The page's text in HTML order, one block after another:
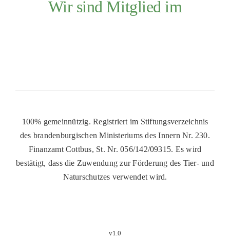
Wir sind Mitglied im
100% gemeinnützig. Registriert im Stiftungsverzeichnis
des brandenburgischen Ministeriums des Innern Nr. 230.
Finanzamt Cottbus, St. Nr. 056/142/09315. Es wird
bestätigt, dass die Zuwendung zur Förderung des Tier- und
Naturschutzes verwendet wird.
v1.0